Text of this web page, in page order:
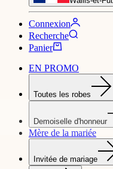
Connexion
Recherche
Panier
EN PROMO
Toutes les robes
Demoiselle d'honneur
Mère de la mariée
Invitée de mariage